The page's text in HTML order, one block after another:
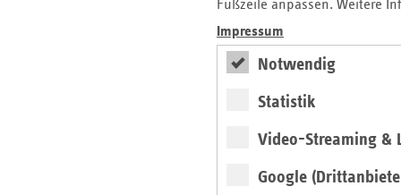
Fußzeile anpassen. Weitere
Impressum
Notwendig
Statistik
Video-Streaming &
Google
Informationen
Der vdek
Karriere
Die GKV